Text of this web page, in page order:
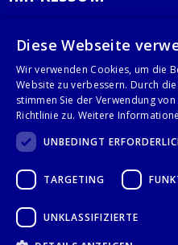
AGB
KONTAKT
Stalgast GmbH
28359 Bremen
+49 421 408844-0
Diese Webseite
Wir verwenden Cookies, um die
Website zu verbessern. Durch
stimmen Sie der Verwendung
Richtlinie zu. Weitere
UNBEDINGT
TARGETING
UNKLASSIFIZIERTE